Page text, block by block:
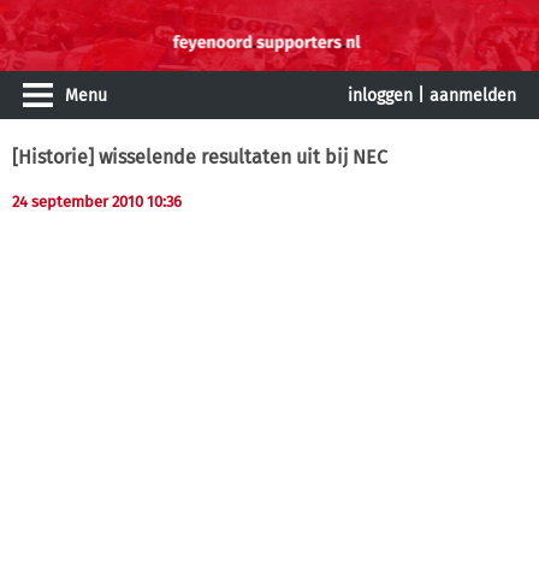
Menu inloggen aanmelden
[Historie] wisselende resultaten uit bij NEC
24 september 2010 10:36